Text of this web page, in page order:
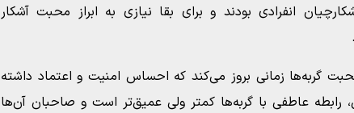
انفرادی بودند و برای بقا نیازی به ابراز محبت آشکار
گربه‌ها زمانی بروز می‌کند که احساس امنیت و اعتماد داشته
رابطه عاطفی با گربه‌ها کمتر ولی عمیق‌تر است و صاحبان آن‌ها